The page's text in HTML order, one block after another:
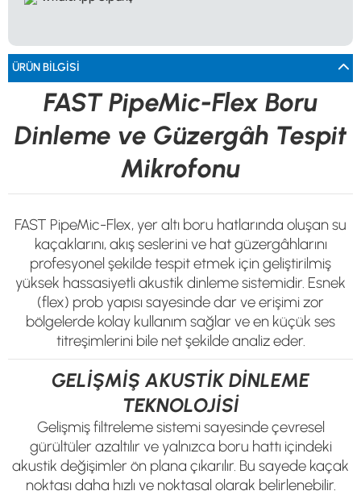
0533 061 73 68 0533 206 6086
Dedektör Dünyası, lider dünya markası dedektörlerin
Türkiye distribitörü olan Tevafuk Elektronik LTD. ŞTİ. resmi satış kanalıdır.
ÜRÜN BILGISI
FAST PipeMic-Flex Boru
Dinleme ve Güzergâh Tespit
Mikrofonu
FAST PipeMic-Flex, yer altı boru hatlarında oluşan su
kaçaklarını, akış seslerini ve hat güzergâhlarını
profesyonel şekilde tespit etmek için geliştirilmiş
yüksek hassasiyetli akustik dinleme sistemidir. Esnek
(flex) prob yapısı sayesinde dar ve erişimi zor
bölgelerde kolay kullanım sağlar ve en küçük ses
titreşimlerini bile net şekilde analiz eder.
GELİŞMİŞ AKUSTİK DİNLEME
TEKNOLOJİSİ
Gelişmiş filtreleme sistemi sayesinde çevresel
gürültüler azaltılır ve yalnızca boru hattı içindeki
akustik değişimler ön plana çıkarılır. Bu sayede kaçak
noktası daha hızlı ve noktasal olarak belirlenebilir.